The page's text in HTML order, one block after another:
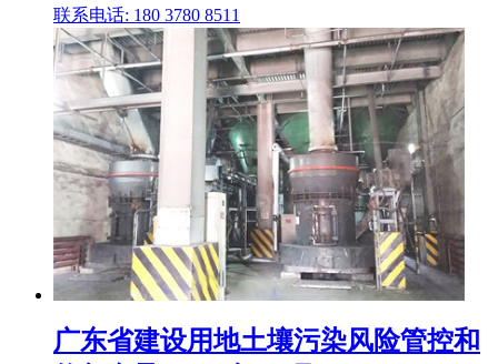
联系电话: 180 3780 8511
广东省建设用地土壤污染风险管控和